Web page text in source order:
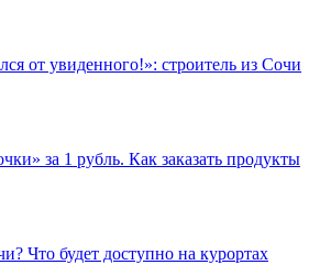
от увиденного!»: строитель из Сочи
за 1 рубль. Как заказать продукты
Что будет доступно на курортах